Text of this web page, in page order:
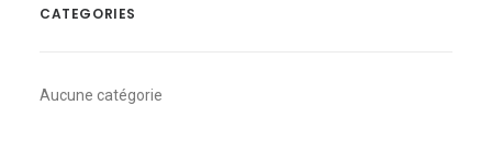
CATEGORIES
Aucune catégorie